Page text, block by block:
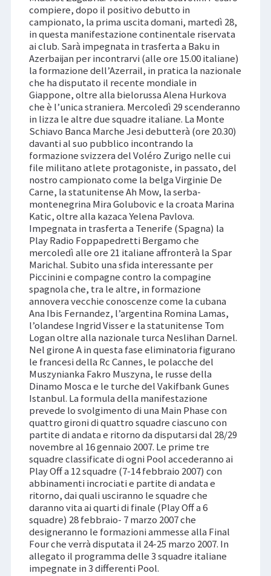
compiere, dopo il positivo debutto in
campionato, la prima uscita domani, martedì 28,
in questa manifestazione continentale riservata
ai club. Sarà impegnata in trasferta a Baku in
Azerbaijan per incontrarvi (alle ore 15.00 italiane)
la formazione dell’Azerrail, in pratica la nazionale
che ha disputato il recente mondiale in
Giappone, oltre alla bielorussa Alena Hurkova
che è l’unica straniera. Mercoledì 29 scenderanno
in lizza le altre due squadre italiane. La Monte
Schiavo Banca Marche Jesi debutterà (ore 20.30)
davanti al suo pubblico incontrando la
formazione svizzera del Voléro Zurigo nelle cui
file militano atlete protagoniste, in passato, del
nostro campionato come la belga Virginie De
Carne, la statunitense Ah Mow, la serba-
montenegrina Mira Golubovic e la croata Marina
Katic, oltre alla kazaca Yelena Pavlova.
Impegnata in trasferta a Tenerife (Spagna) la
Play Radio Foppapedretti Bergamo che
mercoledì alle ore 21 italiane affronterà la Spar
Marichal. Subito una sfida interessante per
Piccinini e compagne contro la compagine
spagnola che, tra le altre, in formazione
annovera vecchie conoscenze come la cubana
Ana Ibis Fernandez, l’argentina Romina Lamas,
l’olandese Ingrid Visser e la statunitense Tom
Logan oltre alla nazionale turca Neslihan Darnel.
Nel girone A in questa fase eliminatoria figurano
le francesi della Rc Cannes, le polacche del
Muszynianka Fakro Muszyna, le russe della
Dinamo Mosca e le turche del Vakifbank Gunes
Istanbul. La formula della manifestazione
prevede lo svolgimento di una Main Phase con
quattro gironi di quattro squadre ciascuno con
partite di andata e ritorno da disputarsi dal 28/29
novembre al 16 gennaio 2007. Le prime tre
squadre classificate di ogni Pool accederanno ai
Play Off a 12 squadre (7-14 febbraio 2007) con
abbinamenti incrociati e partite di andata e
ritorno, dai quali usciranno le squadre che
daranno vita ai quarti di finale (Play Off a 6
squadre) 28 febbraio- 7 marzo 2007 che
designeranno le formazioni ammesse alla Final
Four che verrà disputata il 24-25 marzo 2007. In
allegato il programma delle 3 squadre italiane
impegnate in 3 differenti Pool.